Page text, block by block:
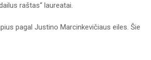
raštas“ laureatai.
pagal Justino Marcinkevičiaus eiles. Šie